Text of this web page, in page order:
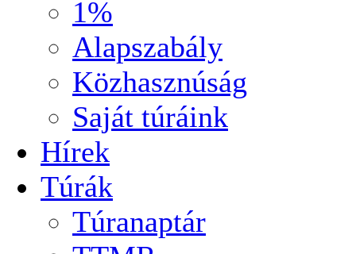
1%
Alapszabály
Közhasznúság
Saját túráink
Hírek
Túrák
Túranaptár